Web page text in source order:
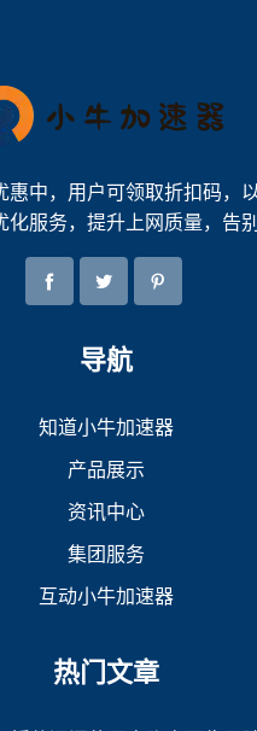
惠中，用户可领取折扣码，
服务，提升上网质量，告
导航
知道小牛加速器
产品展示
资讯中心
集团服务
互动小牛加速器
热门文章